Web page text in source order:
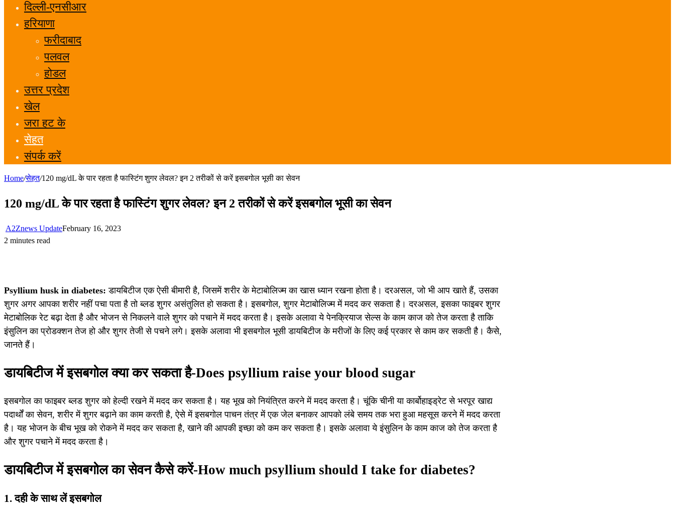
दिल्ली-एनसीआर
हरियाणा
फरीदाबाद
पलवल
होडल
उत्तर प्रदेश
खेल
जरा हट के
सेहत
संपर्क करें
Home/सेहत/120 mg/dL के पार रहता है फास्टिंग शुगर लेवल? इन 2 तरीकों से करें इसबगोल भूसी का सेवन
120 mg/dL के पार रहता है फास्टिंग शुगर लेवल? इन 2 तरीकों से करें इसबगोल भूसी का सेवन
A2Znews UpdateFebruary 16, 2023
2 minutes read
Psyllium husk in diabetes:डायबिटीज एक ऐसी बीमारी है, जिसमें शरीर के मेटाबोलिज्म का खास ध्यान रखना होता है। दरअसल, जो भी आप खाते हैं, उसका
शुगर अगर आपका शरीर नहीं पचा पता है तो ब्लड शुगर असंतुलित हो सकता है। इसबगोल, शुगर मेटाबोलिज्म में मदद कर सकता है। दरअसल, इसका फाइबर शुगर
मेटाबोलिक रेट बढ़ा देता है और भोजन से निकलने वाले शुगर को पचाने में मदद करता है। इसके अलावा ये पेनक्रियाज सेल्स के काम काज को तेज करता है ताकि
इंसुलिन का प्रोडक्शन तेज हो और शुगर तेजी से पचने लगे। इसके अलावा भी इसबगोल भूसी डायबिटीज के मरीजों के लिए कई प्रकार से काम कर सकती है। कैसे,
जानते हैं।
डायबिटीज में इसबगोल क्या कर सकता है-Does psyllium raise your blood sugar
इसबगोल का फाइबर ब्लड शुगर को हेल्दी रखने में मदद कर सकता है। यह भूख को नियंत्रित करने में मदद करता है। चूंकि चीनी या कार्बोहाइड्रेट से भरपूर खाद्य
पदार्थों का सेवन, शरीर में शुगर बढ़ाने का काम करती है, ऐसे में इसबगोल पाचन तंत्र में एक जेल बनाकर आपको लंबे समय तक भरा हुआ महसूस करने में मदद करता
है। यह भोजन के बीच भूख को रोकने में मदद कर सकता है, खाने की आपकी इच्छा को कम कर सकता है। इसके अलावा ये इंसुलिन के काम काज को तेज करता है
और शुगर पचाने में मदद करता है।
डायबिटीज में इसबगोल का सेवन कैसे करें-How much psyllium should I take for diabetes?
1. दही के साथ लें इसबगोल